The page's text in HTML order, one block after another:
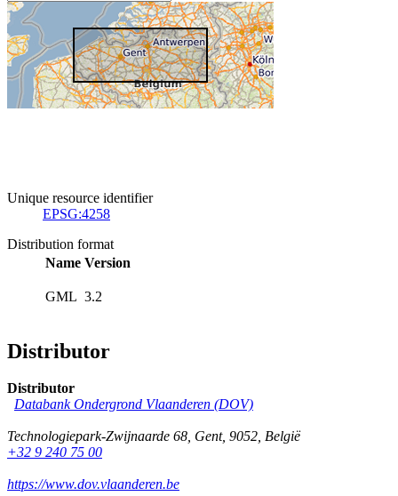
Unique resource identifier
EPSG:4258
Distribution format
Name Version
GML 3.2
Distributor
Distributor
Databank Ondergrond Vlaanderen (DOV)
Technologiepark-Zwijnaarde 68, Gent, 9052, België
+32 9 240 75 00
https://www.dov.vlaanderen.be